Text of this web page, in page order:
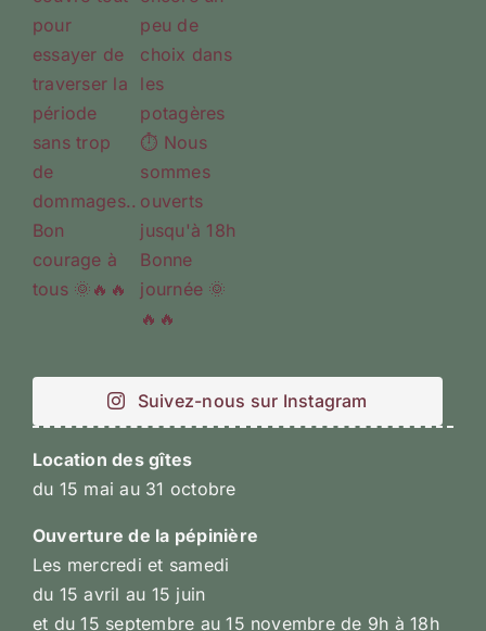
Suivez-nous sur Instagram
Location des gîtes
du 15 mai au 31 octobre
Ouverture de la pépinière
Les mercredi et samedi
du 15 avril au 15 juin
et du 15 septembre au 15 novembre de 9h à 18h